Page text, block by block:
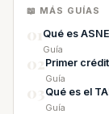
📖 MÁS GUÍAS
Qué es
Guía
Primer
Guía
Qué es el
Guía